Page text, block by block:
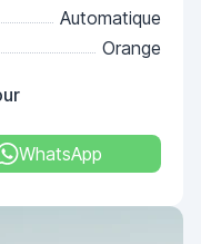
Automatique
Orange
WhatsApp